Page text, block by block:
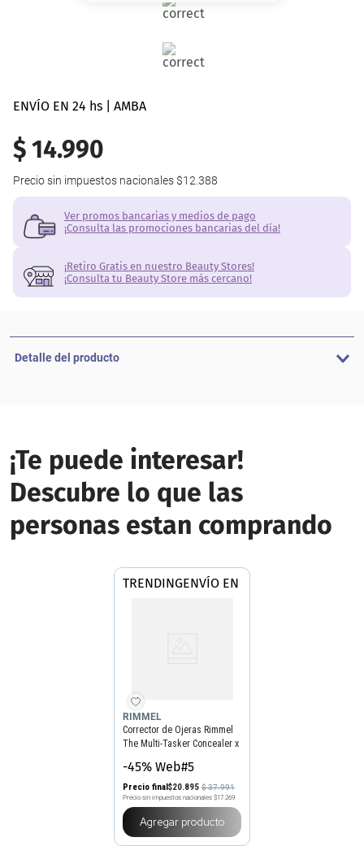
ENVÍO EN 24 hs | AMBA
$14.990
Precio sin impuestos nacionales $12.388
Ver promos bancarias y medios de pago
¡Consulta las promociones bancarias del día!
¡Retiro Gratis en nuestro Beauty Stores!
¡Consulta tu Beauty Store más cercano!
Detalle del producto
¡Te puede interesar!
Descubre lo que las
personas estan comprando
TRENDINGENVÍO EN 24 hs | AMBA
RIMMEL
Corrector de Ojeras Rimmel
The Multi-Tasker Concealer x
-45% Web#5
Precio final$20.895 $37.991
Precio sin impuestos nacionales $17.269
Agregar producto